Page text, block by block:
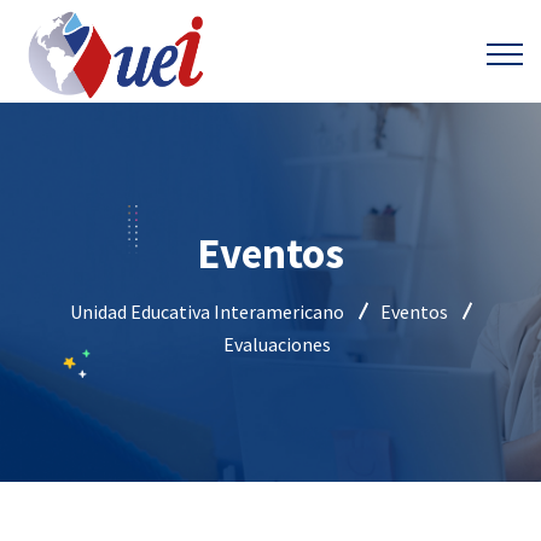
Eventos
Unidad Educativa Interamericano
Eventos
Evaluaciones